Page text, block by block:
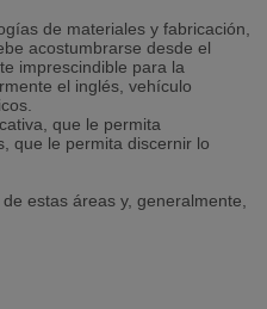
de materiales y fabricación,
acostumbrarse desde el
imprescindible para la
el inglés, vehículo
que le permita
que le permita discernir lo
estas áreas y, generalmente,